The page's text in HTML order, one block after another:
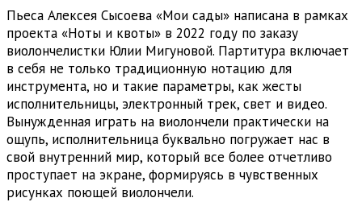
Пьеса Алексея Сысоева «Мои сады» написана в рамках
проекта «Ноты и квоты» в 2022 году по заказу
виолончелистки Юлии Мигуновой. Партитура включает
в себя не только традиционную нотацию для
инструмента, но и такие параметры, как жесты
исполнительницы, электронный трек, свет и видео.
Вынужденная играть на виолончели практически на
ощупь, исполнительница буквально погружает нас в
свой внутренний мир, который все более отчетливо
проступает на экране, формируясь в чувственных
рисунках поющей виолончели.